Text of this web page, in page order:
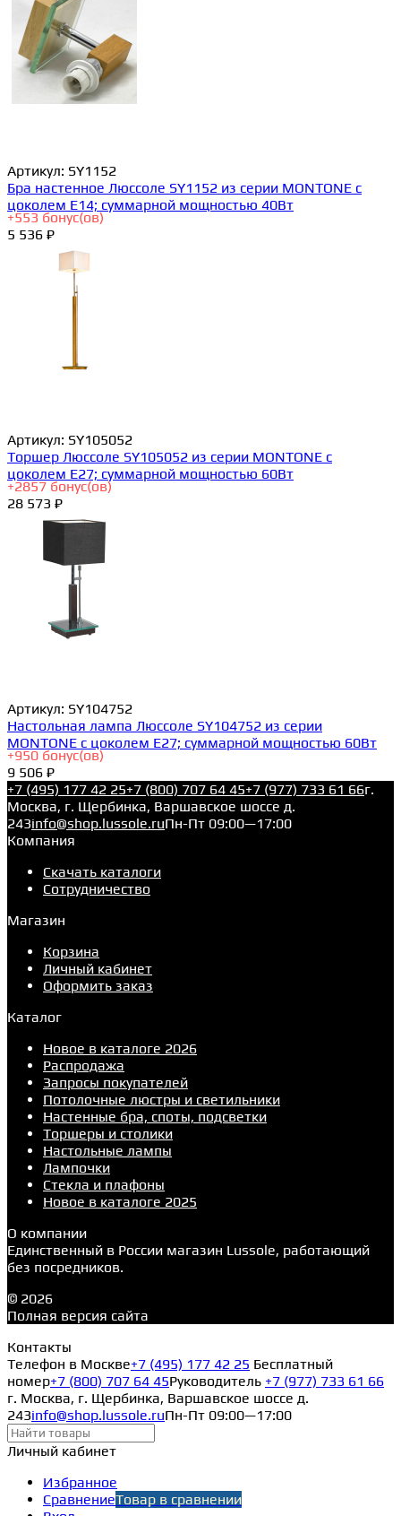
Артикул: SY1152
Бра настенное Люссоле SY1152 из серии MONTONE с
цоколем E14; суммарной мощностью 40Вт
+553 бонус(ов)
5 536 ₽
Артикул: SY105052
Торшер Люссоле SY105052 из серии MONTONE с
цоколем E27; суммарной мощностью 60Вт
+2857 бонус(ов)
28 573 ₽
Артикул: SY104752
Настольная лампа Люссоле SY104752 из серии
MONTONE с цоколем E27; суммарной мощностью 60Вт
+950 бонус(ов)
9 506 ₽
+7 (495) 177 42 25+7 (800) 707 64 45+7 (977) 733 61 66г.
Москва, г. Щербинка, Варшавское шоссе д.
243info@shop.lussole.ruПн-Пт 09:00—17:00
Компания
Скачать каталоги
Сотрудничество
Магазин
Корзина
Личный кабинет
Оформить заказ
Каталог
Новое в каталоге 2026
Распродажа
Запросы покупателей
Потолочные люстры и светильники
Настенные бра, споты, подсветки
Торшеры и столики
Настольные лампы
Лампочки
Стекла и плафоны
Новое в каталоге 2025
О компании
Единственный в России магазин Lussole, работающий
без посредников.
© 2026
Полная версия сайта
Контакты
Телефон в Москве+7 (495) 177 42 25 Бесплатный
номер+7 (800) 707 64 45Руководитель +7 (977) 733 61 66
г. Москва, г. Щербинка, Варшавское шоссе д.
243info@shop.lussole.ruПн-Пт 09:00—17:00
Личный кабинет
Избранное
СравнениеТовар в сравнении